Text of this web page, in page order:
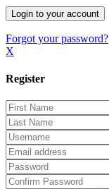
Forgot your password?
X
Register